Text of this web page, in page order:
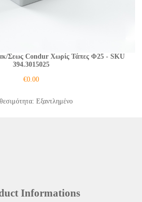
Σεως Condur Χωρίς Τάπες Φ25 - SKU
394.3015025
€0.00
Εξαντλημένο
Informations